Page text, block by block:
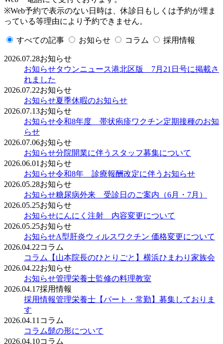
※Web予約で表示のない日時は、休診日もしくは予約が埋ま
っている等理由により予約できません。
すべての記事 お知らせ コラム 採用情報
2026.07.28お知らせ
お知らせタウンニュース港北区版 7月21日号に掲載さ
れました
2026.07.22お知らせ
お知らせ夏季休暇のお知らせ
2026.07.13お知らせ
お知らせ令和8年度 帯状疱疹ワクチン定期接種のお知
らせ
2026.07.06お知らせ
お知らせ分院開業に伴うスタッフ募集について
2026.06.01 お知らせ
お知らせ令和8年 診療報酬改定に伴うお知らせ
2026.05.28お知らせ
お知らせ糖尿病外来 受診日のご案内（6月・7月）
2026.05.25お知らせ
お知らせにんにく注射 内容変更について
2026.05.25お知らせ
お知らせA型肝炎ウィルスワクチン 価格変更について
2026.04.22コラム
コラム
【山本院長のひとりごと】横浜ひまわり家族会
2026.04.22お知らせ
お知らせ管理栄養士監修の料理教室
2026.04.17採用情報
採用情報管理栄養士【パート・常勤】募集しておりま
す
2026.04.11 コラム
コラム髭の形について
2026.04.10コラム